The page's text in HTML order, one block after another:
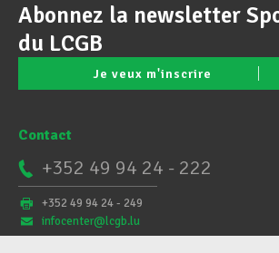
Abonnez la newsletter
du LCGB
Je veux m'inscrire
Contact
+352 49 94 24 - 222
+352 49 94 24 - 249
infocenter@lcgb.lu